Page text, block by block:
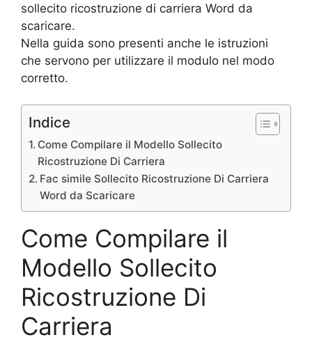
sollecito ricostruzione di carriera Word da
scaricare.
Nella guida sono presenti anche le istruzioni
che servono per utilizzare il modulo nel modo
corretto.
Indice
Come Compilare il Modello Sollecito
Ricostruzione Di Carriera
Fac simile Sollecito Ricostruzione Di Carriera
Word da Scaricare
Come Compilare il
Modello Sollecito
Ricostruzione Di
Carriera